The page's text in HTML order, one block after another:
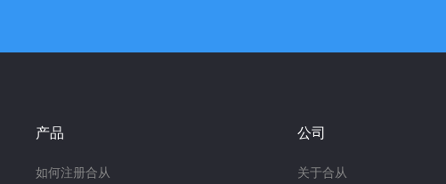
产品
如何注册合从
公司
关于合从